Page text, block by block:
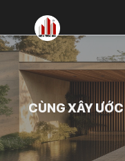
nội
dung
CÙNG XÂY